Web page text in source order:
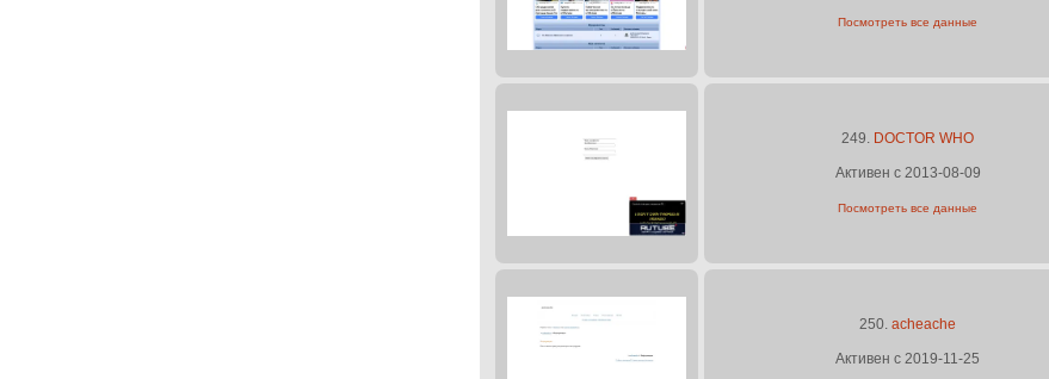
Посмотреть все данные
249. DOCTOR WHO
Активен с 2013-08-09
Посмотреть все данные
250. acheache
Активен с 2019-11-25